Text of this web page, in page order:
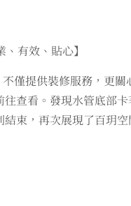
有效、貼心】
僅提供裝修服務，更
查看。發現水管底部
束，再次展現了百玥